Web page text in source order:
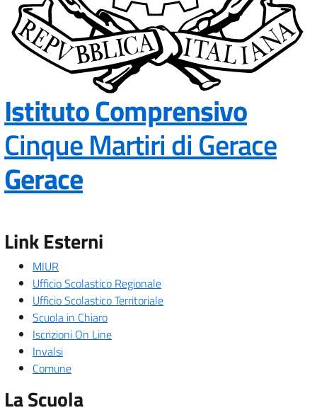
Istituto Comprensivo
Cinque Martiri di Gerace
Gerace— Visita la pagina
Link Esterni
MIUR
Ufficio Scolastico Regionale
Ufficio Scolastico Territoriale
Scuola in Chiaro
Iscrizioni On Line
Invalsi
Comune
La Scuola